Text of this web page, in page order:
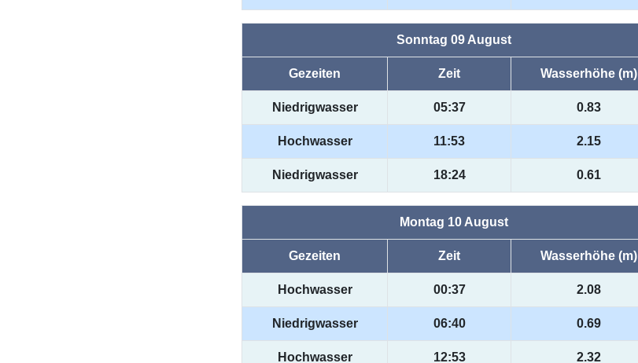
Sonntag 09 August
Gezeiten Zeit Wasserhöhe (m)
Niedrigwasser 05:37 0.83
Hochwasser 11:53 2.15
Niedrigwasser 18:24 0.61
Montag 10 August
Gezeiten Zeit Wasserhöhe (m)
Hochwasser 00:37 2.08
Niedrigwasser 06:40 0.69
Hochwasser 12:53 2.32